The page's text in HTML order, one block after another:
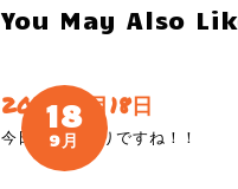
You May Also
18
9月
2019年9月18日
今日は貸し切りですね！！